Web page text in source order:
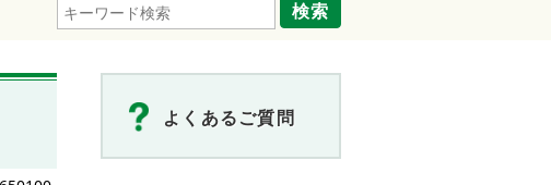
検索
よくあるご質問